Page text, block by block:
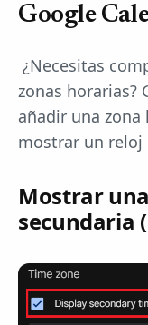
Google
¿Necesitas
zonas horarias?
añadir una
mostrar un reloj
Mostrar
secundaria